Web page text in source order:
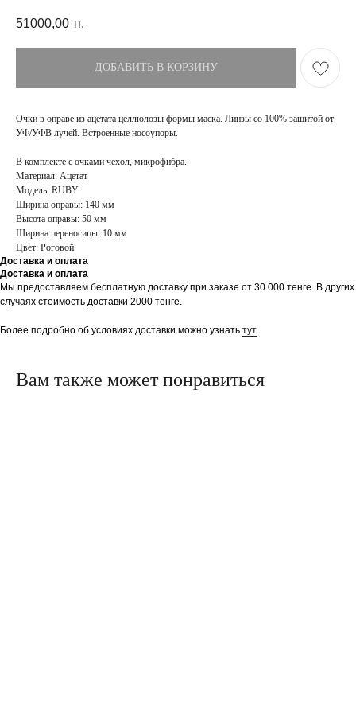
51000,00 тг.
ДОБАВИТЬ В КОРЗИНУ
Очки в оправе из ацетата целлюлозы формы маска. Линзы со 100% защитой от
УФ/УФВ лучей. Встроенные носоупоры.
В комплекте с очками чехол, микрофибра.
Материал: Ацетат
Модель: RUBY
Ширина оправы: 140 мм
Высота оправы: 50 мм
Ширина переносицы: 10 мм
Цвет: Роговой
Доставка и оплата
Доставка и оплата
Мы предоставляем бесплатную доставку при заказе от 30 000 тенге. В других
случаях стоимость доставки 2000 тенге.
Более подробно об условиях доставки можно узнать тут
Вам также может понравиться
ПОКУПАТЕЛЯМ МАГАЗИН
Доставка
Возврат и обмен Блог